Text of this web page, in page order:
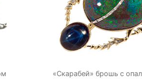
«Скарабей» брошь с